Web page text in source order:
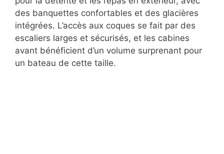
des banquettes confortables et des glacières
intégrées. L’accès aux coques se fait par des
escaliers larges et sécurisés, et les cabines
avant bénéficient d’un volume surprenant pour
un bateau de cette taille.